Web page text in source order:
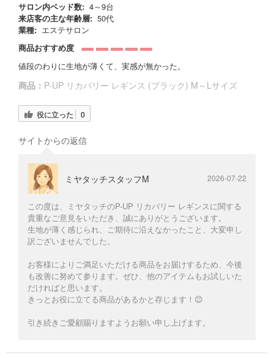
サロン内ベッド数: 4～9台
来店客の主な年齢層: 50代
業種: エステサロン
商品おすすめ度
値段のわりに生地が薄くて、実感が無かった。
商品： P-UP リカバリー レギンス (ブラック) M～Lサイズ
役に立った 0
サイトからの返信
ミヤタッチスタッフM 2026-07-22
この度は、ミヤタッチのP-UP リカバリー レギンスに関する
貴重なご意見をいただき、誠にありがとうございます。
生地が薄く感じられ、ご期待に沿えなかったこと、大変申し
訳ございませんでした。
お客様によりご満足いただける商品をお届けするため、今後
も改善に努めて参ります。ぜひ、他のアイテムもお試しいた
だければと思います。
きっとお役に立てる商品があるかと存じます！😊
引き続きご愛顧賜りますようお願い申し上げます。